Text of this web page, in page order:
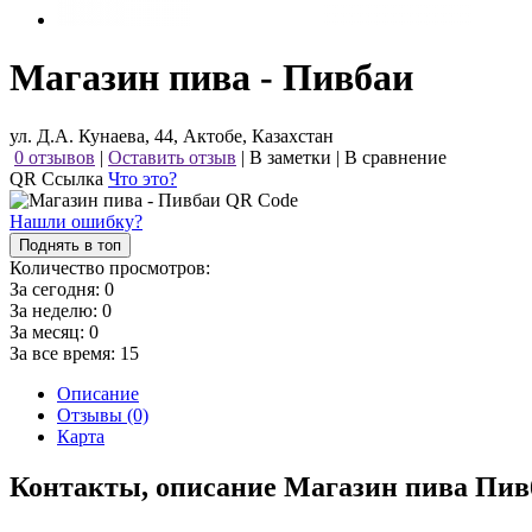
Магазин пива - Пивбаи
ул. Д.А. Кунаева, 44, Актобе, Казахстан
0 отзывов | Оставить отзыв | В заметки | В сравнение
QR Ссылка Что это?
Нашли ошибку?
Поднять в топ
Количество просмотров:
За сегодня: 0
За неделю: 0
За месяц: 0
За все время: 15
Описание
Отзывы (0)
Карта
Контакты, описание Магазин пива